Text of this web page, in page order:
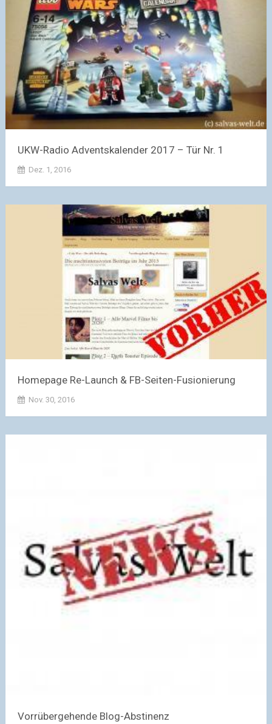
UKW-Radio Adventskalender 2017 – Tür Nr. 1
Dez. 1, 2016
Homepage Re-Launch & FB-Seiten-Fusionierung
Nov. 30, 2016
Vorrübergehende Blog-Abstinenz